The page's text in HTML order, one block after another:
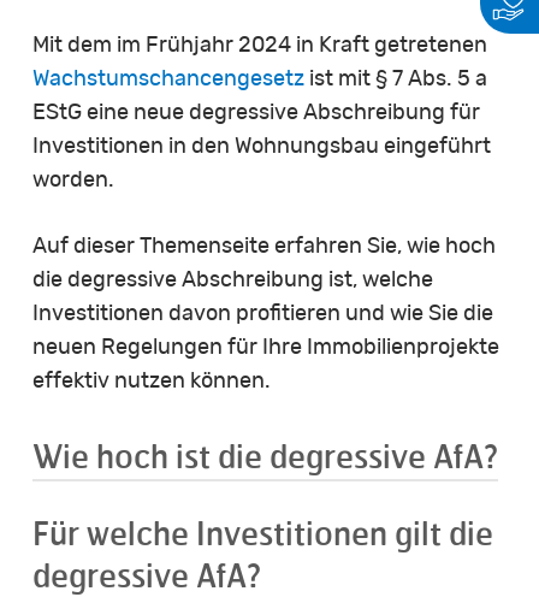
Mit dem im Frühjahr 2024 in Kraft getretenen
Wachstumschancengesetzist mit § 7 Abs. 5 a
EStG eine neue degressive Abschreibung für
Investitionen in den Wohnungsbau eingeführt
worden.
Auf dieser Themenseite erfahren Sie, wie hoch
die degressive Abschreibung ist, welche
Investitionen davon profitieren und wie Sie die
neuen Regelungen für Ihre Immobilienprojekte
effektiv nutzen können.
Wie hoch ist die degressive AfA?
Im ersten Jahr können fünf Prozent der
Investitionssumme abgeschrieben werden,
Für welche Investitionen gilt die
degressive AfA?